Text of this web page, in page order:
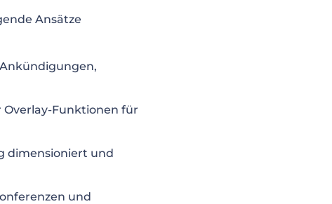
Ansätze
Funktionen für
dimensioniert und
und